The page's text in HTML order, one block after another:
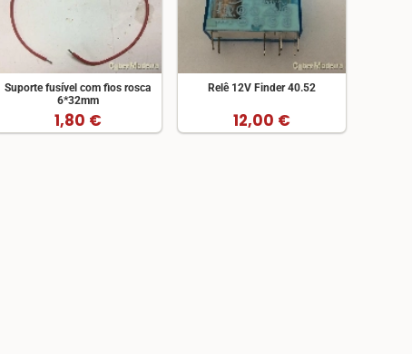
Suporte fusível com fios rosca
6*32mm
1,80 €
Relê 12V Finder 40.52
12,00 €